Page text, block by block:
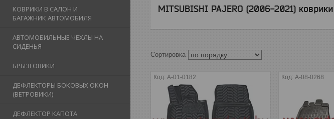
КОВРИКИ В САЛОН И
БАГАЖНИК АВТОМОБИЛЯ
АВТОМОБИЛЬНЫЕ ЧЕХЛЫ НА
СИДЕНЬЯ
БРЫЗГОВИКИ
ДЕФЛЕКТОРЫ БОКОВЫХ ОКОН
(ВЕТРОВИКИ)
ДЕФЛЕКТОР КАПОТА
MITSUBISHI PAJERO (2006-2021)
A-01-0182 A-08-0268